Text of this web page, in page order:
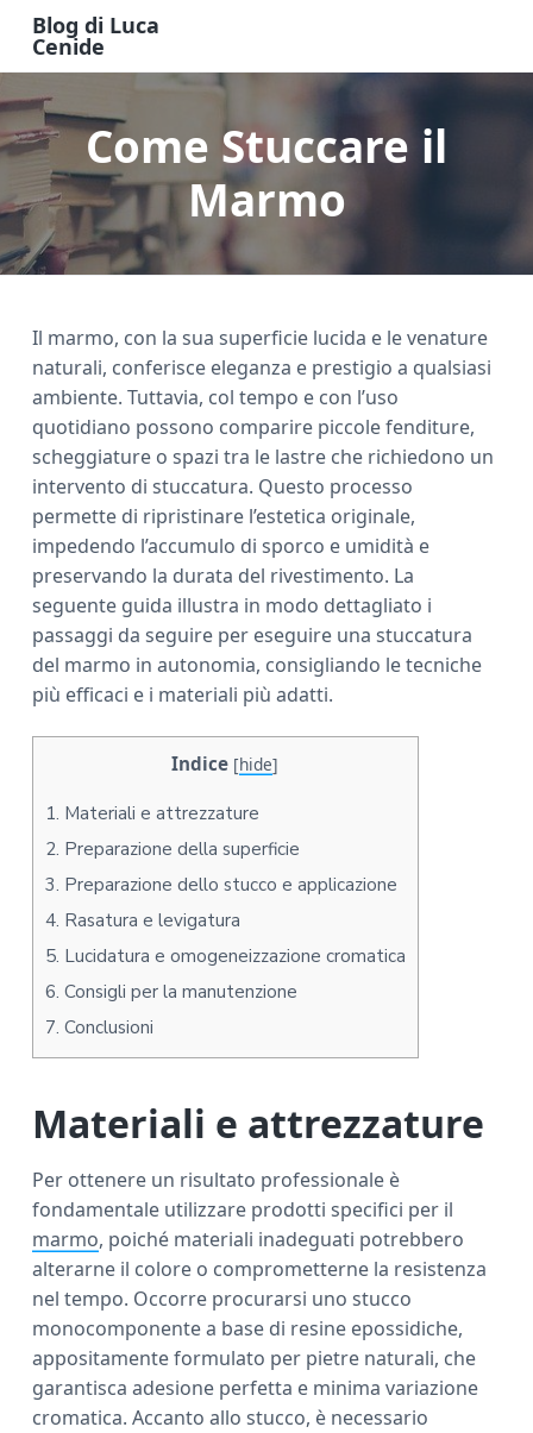
i
p
t
o
a
i
n
i
p
t
o
r
i
m
i
p
t
o
o
o
t
Blog di Luca
Cenide
o
g
d
i
c
a
e
n
i
Come Stuccare il
Marmo
Il marmo, con la sua superficie lucida e le venature
naturali, conferisce eleganza e prestigio a qualsiasi
ambiente. Tuttavia, col tempo e con l’uso
quotidiano possono comparire piccole fenditure,
scheggiature o spazi tra le lastre che richiedono un
intervento di stuccatura. Questo processo
permette di ripristinare l’estetica originale,
impedendo l’accumulo di sporco e umidità e
preservando la durata del rivestimento. La
seguente guida illustra in modo dettagliato i
passaggi da seguire per eseguire una stuccatura
del marmo in autonomia, consigliando le tecniche
più efficaci e i materiali più adatti.
Indice [hide]
1. Materiali e attrezzature
2. Preparazione della superficie
3. Preparazione dello stucco e applicazione
4. Rasatura e levigatura
5. Lucidatura e omogeneizzazione cromatica
6. Consigli per la manutenzione
7. Conclusioni
Materiali e attrezzature
Per ottenere un risultato professionale è
fondamentale utilizzare prodotti specifici per il
marmo, poiché materiali inadeguati potrebbero
alterarne il colore o comprometterne la resistenza
nel tempo. Occorre procurarsi uno stucco
monocomponente a base di resine epossidiche,
appositamente formulato per pietre naturali, che
garantisca adesione perfetta e minima variazione
cromatica. Accanto allo stucco, è necessario